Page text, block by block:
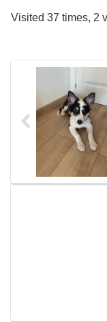
Visited 37 times, 2